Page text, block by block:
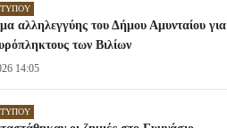
ΤΎΠΟΥ
αλληλεγγύης του Δήμου Αμυνταίου για
των Βιλίων
14:05
ΤΎΠΟΥ